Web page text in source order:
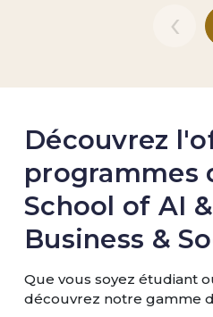
‹
Découvrez
programmes
School of AI
Business &
Que vous soyez étudiant
découvrez notre gamme